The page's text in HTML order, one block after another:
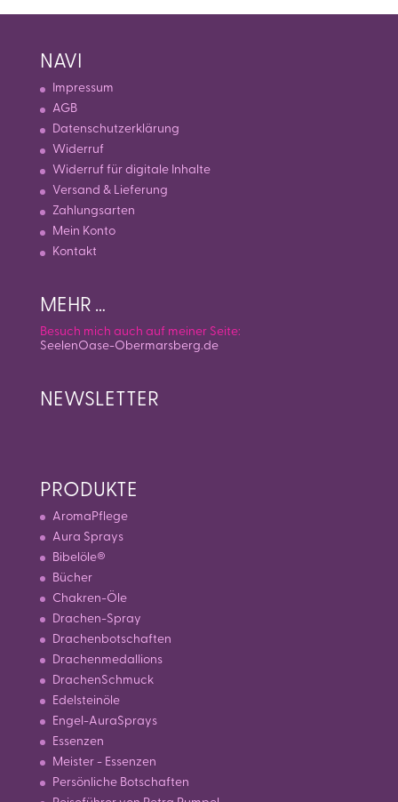
NAVI
Impressum
AGB
Datenschutzerklärung
Widerruf
Widerruf für digitale Inhalte
Versand & Lieferung
Zahlungsarten
Mein Konto
Kontakt
MEHR …
Besuch mich auch auf meiner Seite:
SeelenOase-Obermarsberg.de
NEWSLETTER
PRODUKTE
AromaPflege
Aura Sprays
Bibelöle®
Bücher
Chakren-Öle
Drachen-Spray
Drachenbotschaften
Drachenmedallions
DrachenSchmuck
Edelsteinöle
Engel-AuraSprays
Essenzen
Meister - Essenzen
Persönliche Botschaften